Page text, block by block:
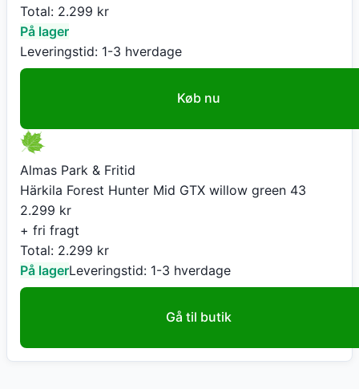
Total: 2.299 kr
På lager
Leveringstid: 1-3 hverdage
Køb nu
Almas Park & Fritid
Härkila Forest Hunter Mid GTX willow green 43
2.299 kr
+ fri fragt
Total: 2.299 kr
På lagerLeveringstid: 1-3 hverdage
Gå til butik